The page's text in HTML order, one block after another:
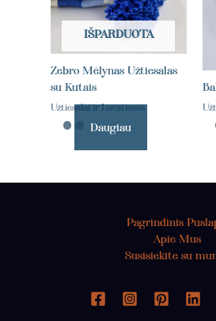
IŠPARDUOTA
Zebro Mėlynas Užtiesalas
su Kutais
Užtiesalai ir Lovatiesės
Daugiau
Pagrindinis
Apie Mus
Susisiekite su